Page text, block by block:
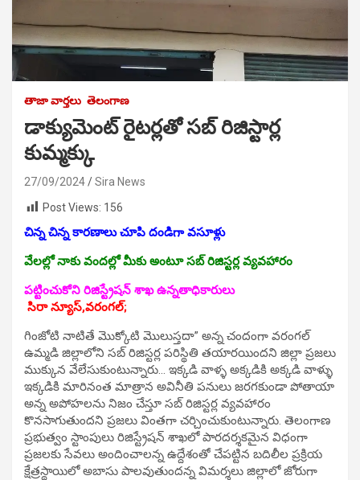
తాజా వార్తలు తెలంగాణ
డాక్యుమెంట్ రైటర్లతో సబ్ రిజిస్టార్ల
కుమ్మక్కు
27/09/2024
Sira News
Post Views: 156
చిన్న చిన్న కారణాలు చూపి దండిగా వసూళ్లు
వేలల్లో నాకు వందల్లో మీకు అంటూ సబ్ రిజిస్టర్ల వ్యవహారం
పట్టించుకోని రిజిస్ట్రేషన్ శాఖ ఉన్నతాధికారులు
సిరా న్యూస్,వరంగల్;
గింజోటి నాటితే మొక్కోటి మొలుస్తదా” అన్న చందంగా వరంగల్
ఉమ్మడి జిల్లాలోని సబ్ రిజిస్టర్ల పరిస్థితి తయారయిందని జిల్లా ప్రజలు
ముక్కున వేలేసుకుంటున్నారు… ఇక్కడి వాళ్ళ అక్కడికి అక్కడి వాళ్ళు
ఇక్కడికి మారినంత మాత్రాన అవినీతి పనులు జరగకుండా పోతాయా
అన్న అపోహలను నిజం చేస్తూ సబ్ రిజిస్టర్ల వ్యవహారం
కొనసాగుతుందని ప్రజలు వింతగా చర్చించుకుంటున్నారు. తెలంగాణ
ప్రభుత్వం స్టాంపులు రిజిస్ట్రేషన్ శాఖలో పారదర్శకమైన విధంగా
ప్రజలకు సేవలు అందించాలన్న ఉద్దేశంతో చేపట్టిన బదిలీల ప్రక్రియ
క్షేత్రస్థాయిలో అబాసు పాలవుతుందన్న విమర్శలు జిల్లాలో జోరుగా